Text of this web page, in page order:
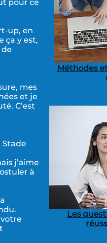
pour ce
up, en
ça y est,
de
mes
et je
C’est
Stade
j’aime
à
Méthodes
Les